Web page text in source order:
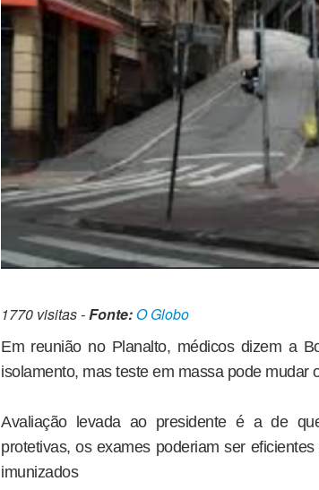
1770 visitas -Fonte:O Globo
Em reunião no Planalto, médicos dizem a
isolamento, mas teste em massa pode mudar
Avaliação levada ao presidente é a de
protetivas, os exames poderiam ser
imunizados